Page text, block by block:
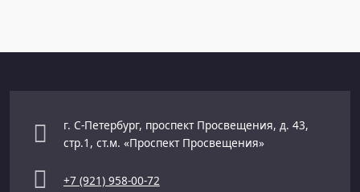
г. С-Петербург, проспект Просвещения, д. 43,
стр.1, ст.м. «Проспект Просвещения»
+7 (921) 958-00-72